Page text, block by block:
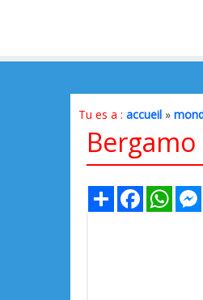
Tu es a : accueil »
Bergamo
Share Facebook